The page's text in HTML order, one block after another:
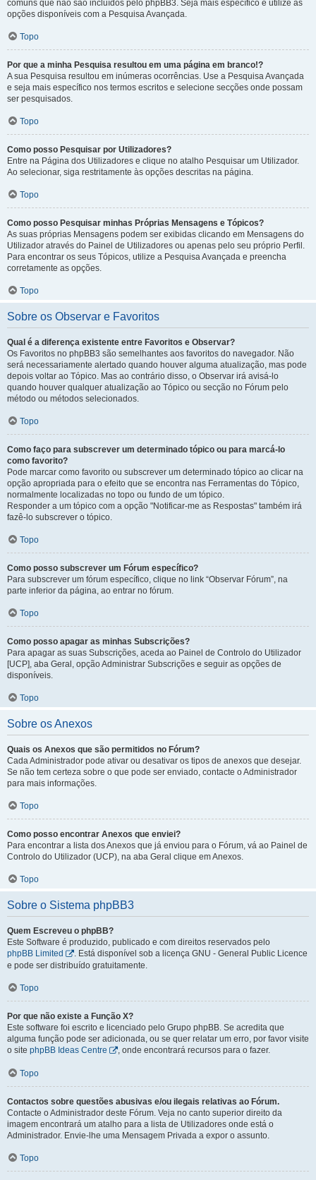
comuns que não são incluídos pelo phpBB3. Seja mais específico e utilize as
opções disponíveis com a Pesquisa Avançada.
Topo
Por que a minha Pesquisa resultou em uma página em branco!?
A sua Pesquisa resultou em inúmeras ocorrências. Use a Pesquisa Avançada
e seja mais específico nos termos escritos e selecione secções onde possam
ser pesquisados.
Topo
Como posso Pesquisar por Utilizadores?
Entre na Página dos Utilizadores e clique no atalho Pesquisar um Utilizador.
Ao selecionar, siga restritamente às opções descritas na página.
Topo
Como posso Pesquisar minhas Próprias Mensagens e Tópicos?
As suas próprias Mensagens podem ser exibidas clicando em Mensagens do
Utilizador através do Painel de Utilizadores ou apenas pelo seu próprio Perfil.
Para encontrar os seus Tópicos, utilize a Pesquisa Avançada e preencha
corretamente as opções.
Topo
Sobre os Observar e Favoritos
Qual é a diferença existente entre Favoritos e Observar?
Os Favoritos no phpBB3 são semelhantes aos favoritos do navegador. Não
será necessariamente alertado quando houver alguma atualização, mas pode
depois voltar ao Tópico. Mas ao contrário disso, o Observar irá avisá-lo
quando houver qualquer atualização ao Tópico ou secção no Fórum pelo
método ou métodos selecionados.
Topo
Como faço para subscrever um determinado tópico ou para marcá-lo
como favorito?
Pode marcar como favorito ou subscrever um determinado tópico ao clicar na
opção apropriada para o efeito que se encontra nas Ferramentas do Tópico,
normalmente localizadas no topo ou fundo de um tópico.
Responder a um tópico com a opção "Notificar-me as Respostas" também irá
fazê-lo subscrever o tópico.
Topo
Como posso subscrever um Fórum específico?
Para subscrever um fórum específico, clique no link “Observar Fórum”, na
parte inferior da página, ao entrar no fórum.
Topo
Como posso apagar as minhas Subscrições?
Para apagar as suas Subscrições, aceda ao Painel de Controlo do Utilizador
[UCP], aba Geral, opção Administrar Subscrições e seguir as opções de
disponíveis.
Topo
Sobre os Anexos
Quais os Anexos que são permitidos no Fórum?
Cada Administrador pode ativar ou desativar os tipos de anexos que desejar.
Se não tem certeza sobre o que pode ser enviado, contacte o Administrador
para mais informações.
Topo
Como posso encontrar Anexos que enviei?
Para encontrar a lista dos Anexos que já enviou para o Fórum, vá ao Painel de
Controlo do Utilizador (UCP), na aba Geral clique em Anexos.
Topo
Sobre o Sistema phpBB3
Quem Escreveu o phpBB?
Este Software é produzido, publicado e com direitos reservados pelo
phpBB Limited
. Está disponível sob a licença GNU - General Public Licence
e pode ser distribuído gratuitamente.
Topo
Por que não existe a Função X?
Este software foi escrito e licenciado pelo Grupo phpBB. Se acredita que
alguma função pode ser adicionada, ou se quer relatar um erro, por favor visite
o site phpBB Ideas Centre , onde encontrará recursos para o fazer.
Topo
Contactos sobre questões abusivas e/ou ilegais relativas ao Fórum.
Contacte o Administrador deste Fórum. Veja no canto superior direito da
imagem encontrará um atalho para a lista de Utilizadores onde está o
Administrador. Envie-lhe uma Mensagem Privada a expor o assunto.
Topo